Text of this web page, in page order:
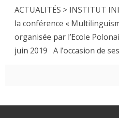
ACTUALITÉS > INSTITUT
la conférence «
organisée par l’Ecole
juin 2019 A l’occasion de ses